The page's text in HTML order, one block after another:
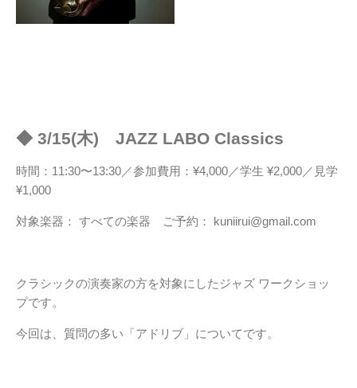
◆ 3/15(木) JAZZ LABO Classics
時間：11:30〜13:30／参加費用：¥4,000／学生 ¥2,000／見学
¥1,000
対象楽器： すべての楽器 ご予約： kuniirui@gmail.com
クラシックの演奏家の方を対象にしたジャズ ワークショッ
プです。
今回は、質問の多い「アドリブ」についてです。